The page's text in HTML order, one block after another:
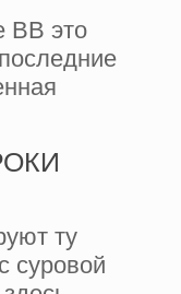
ВВ это
ту
суровой